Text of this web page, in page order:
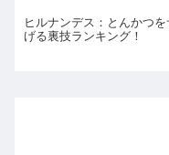
ヒルナンデス：とんかつ
げる裏技ランキング！